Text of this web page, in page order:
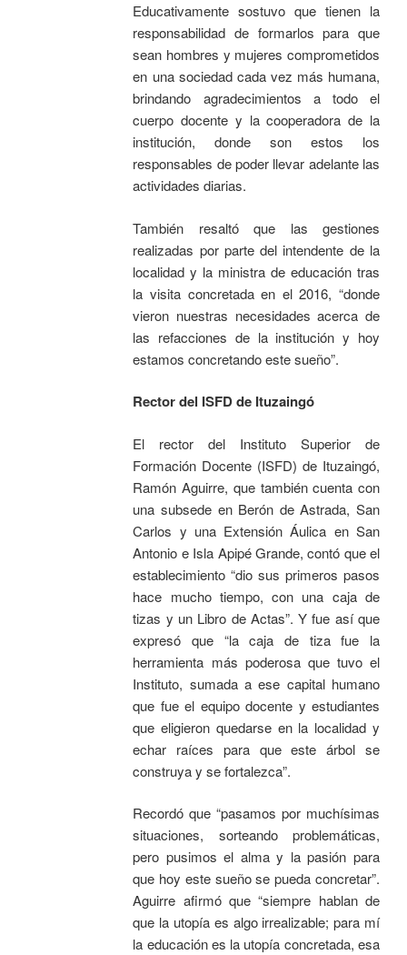
Educativamente sostuvo que tienen la
responsabilidad de formarlos para que
sean hombres y mujeres comprometidos
en una sociedad cada vez más humana,
brindando agradecimientos a todo el
cuerpo docente y la cooperadora de la
institución, donde son estos los
responsables de poder llevar adelante las
actividades diarias.
También resaltó que las gestiones
realizadas por parte del intendente de la
localidad y la ministra de educación tras
la visita concretada en el 2016, “donde
vieron nuestras necesidades acerca de
las refacciones de la institución y hoy
estamos concretando este sueño”.
Rector del ISFD de Ituzaingó
El rector del Instituto Superior de
Formación Docente (ISFD) de Ituzaingó,
Ramón Aguirre, que también cuenta con
una subsede en Berón de Astrada, San
Carlos y una Extensión Áulica en San
Antonio e Isla Apipé Grande, contó que el
establecimiento “dio sus primeros pasos
hace mucho tiempo, con una caja de
tizas y un Libro de Actas”. Y fue así que
expresó que “la caja de tiza fue la
herramienta más poderosa que tuvo el
Instituto, sumada a ese capital humano
que fue el equipo docente y estudiantes
que eligieron quedarse en la localidad y
echar raíces para que este árbol se
construya y se fortalezca”.
Recordó que “pasamos por muchísimas
situaciones, sorteando problemáticas,
pero pusimos el alma y la pasión para
que hoy este sueño se pueda concretar”.
Aguirre afirmó que “siempre hablan de
que la utopía es algo irrealizable; para mí
la educación es la utopía concretada, esa